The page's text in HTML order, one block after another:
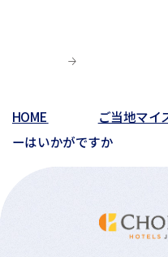
HOME ご当地マイ
ーはいかがですか